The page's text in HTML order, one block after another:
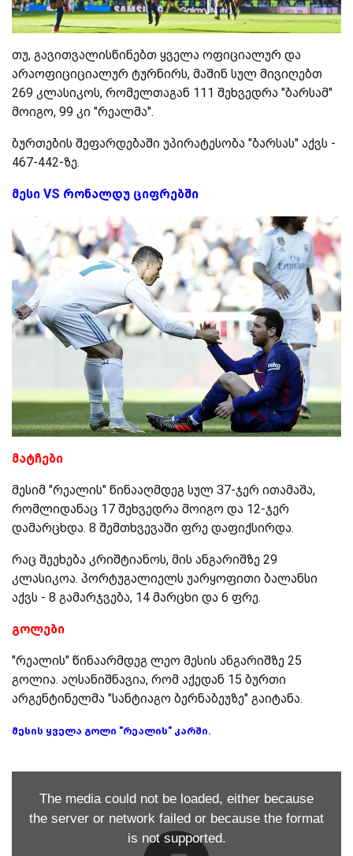
თუ, გავითვალისწინებთ ყველა ოფიციალურ და
არაოფიციციალურ ტურნირს, მაშინ სულ მივიღებთ
269 კლასიკოს, რომელთაგან 111 შეხვედრა "ბარსამ"
მოიგო, 99 კი "რეალმა".
ბურთების შეფარდებაში უპირატესობა "ბარსას" აქვს -
467-442-ზე.
მესი VS რონალდუ ციფრებში
მატჩები
მესიმ "რეალის" წინააღმდეგ სულ 37-ჯერ ითამაშა,
რომლიდანაც 17 შეხვედრა მოიგო და 12-ჯერ
დამარცხდა. 8 შემთხვევაში ფრე დაფიქსირდა.
რაც შეეხება კრიშტიანოს, მის ანგარიშზე 29
კლასიკოა. პორტუგალიელს უარყოფითი ბალანსი
აქვს - 8 გამარჯვება, 14 მარცხი და 6 ფრე.
გოლები
"რეალის" წინაარმდეგ ლეო მესის ანგარიშზე 25
გოლია. აღსანიშნავია, რომ აქედან 15 ბურთი
არგენტინელმა "სანტიაგო ბერნაბეუზე" გაიტანა.
მესის ყველა გოლი "რეალის" კარში.
The media could not be loaded, either because
the server or network failed or because the format
is not supported.